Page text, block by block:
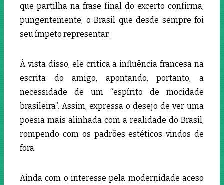
que partilha na frase final do excerto confirma,
pungentemente, o Brasil que desde sempre foi
seu ímpeto representar.
À vista disso, ele critica a influência francesa na
escrita do amigo, apontando, portanto, a
necessidade de um “espírito de mocidade
brasileira”. Assim, expressa o desejo de ver uma
poesia mais alinhada com a realidade do Brasil,
rompendo com os padrões estéticos vindos de
fora.
Ainda com o interesse pela modernidade aceso